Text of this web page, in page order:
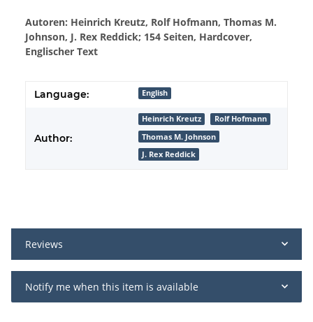
Autoren: Heinrich Kreutz, Rolf Hofmann, Thomas M.
Johnson, J. Rex Reddick; 154 Seiten, Hardcover,
Englischer Text
Language: English
Author:
Heinrich Kreutz
Rolf Hofmann
Thomas M. Johnson
J. Rex Reddick
Reviews
Notify me when this item is available